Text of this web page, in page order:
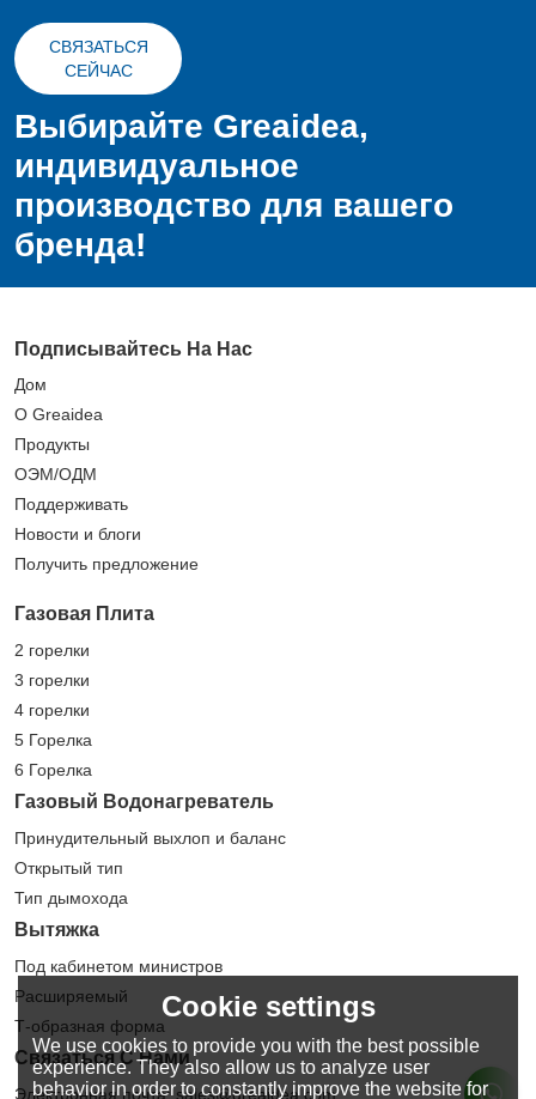
СВЯЗАТЬСЯ
СЕЙЧАС
Выбирайте Greaidea,
индивидуальное
производство для вашего
бренда!
Подписывайтесь На Нас
Дом
О Greaidea
Продукты
ОЭМ/ОДМ
Поддерживать
Новости и блоги
Получить предложение
Газовая Плита
2 горелки
3 горелки
4 горелки
5 Горелка
6 Горелка
Газовый Водонагреватель
Принудительный выхлоп и баланс
Открытый тип
Тип дымохода
Вытяжка
Под кабинетом министров
Расширяемый
Т-образная форма
Связаться С Нами
Электронная почта: sales@greaidea.com.
Cookie settings
We use cookies to provide you with the best possible
experience. They also allow us to analyze user
behavior in order to constantly improve the website for